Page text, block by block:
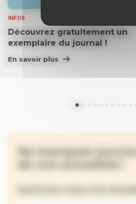
INFOS
Découvrez gratuitement un
exemplaire du journal !
En savoir plus
Ne manquez aucune